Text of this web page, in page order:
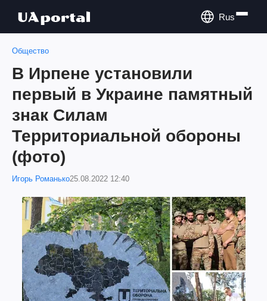
Rus
Общество
В Ирпене установили
первый в Украине памятный
знак Силам
Территориальной обороны
(фото)
Игорь Романько25.08.2022 12:40